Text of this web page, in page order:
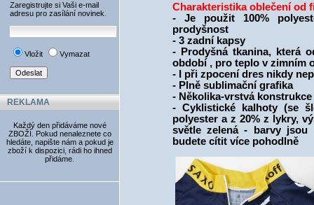
Zaregistrujte si Vaši e-mail
adresu pro zasílání novinek.
Vložit Vymazat
REKLAMA
Každý den přidáváme nové
ZBOŽÍ. Pokud nenaleznete co
hledáte, napište nám a pokud je
zboží k dispozici, rádi ho ihned
přidáme.
Charakteristika oblečení od
- Je použit 100%
prodyšnost
- 3 zadní kapsy
- Prodyšná tkanina, která
období , pro teplo v zimním
- I při zpocení dres nikdy
- Plně sublimační grafika
- Několika-vrstvá konstrukce
- Cyklistické kalhoty (se
polyester a z 20% z lykry,
světle zelená - barvy jsou
budete cítit více pohodlně